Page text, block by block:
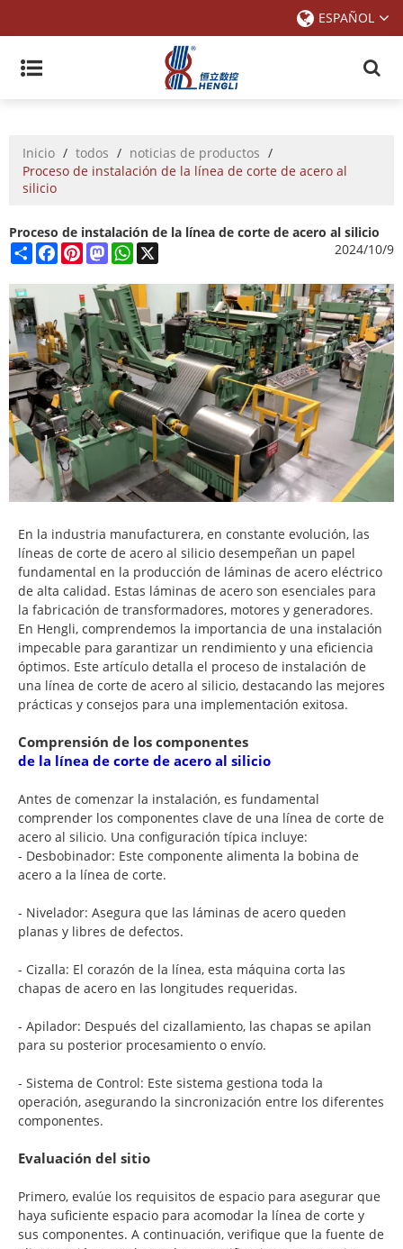
ESPAÑOL
Inicio / todos / noticias de productos /
Proceso de instalación de la línea de corte de acero al
silicio
Proceso de instalación de la línea de corte de acero al silicio
ShareFacebook
PinterestMastodonWhatsApp 2024/10/9
En la industria manufacturera, en constante evolución, las
líneas de corte de acero al silicio desempeñan un papel
fundamental en la producción de láminas de acero eléctrico
de alta calidad. Estas láminas de acero son esenciales para
la fabricación de transformadores, motores y generadores.
En Hengli, comprendemos la importancia de una instalación
impecable para garantizar un rendimiento y una eficiencia
óptimos. Este artículo detalla el proceso de instalación de
una línea de corte de acero al silicio, destacando las mejores
prácticas y consejos para una implementación exitosa.
Comprensión de los componentes
de la línea de corte de acero al silicio
Antes de comenzar la instalación, es fundamental
comprender los componentes clave de una línea de corte de
acero al silicio. Una configuración típica incluye:
- Desbobinador: Este componente alimenta la bobina de
acero a la línea de corte.
- Nivelador: Asegura que las láminas de acero queden
planas y libres de defectos.
- Cizalla: El corazón de la línea, esta máquina corta las
chapas de acero en las longitudes requeridas.
- Apilador: Después del cizallamiento, las chapas se apilan
para su posterior procesamiento o envío.
- Sistema de Control: Este sistema gestiona toda la
operación, asegurando la sincronización entre los diferentes
componentes.
Evaluación del sitio
Primero, evalúe los requisitos de espacio para asegurar que
haya suficiente espacio para acomodar la línea de corte y
sus componentes. A continuación, verifique que la fuente de